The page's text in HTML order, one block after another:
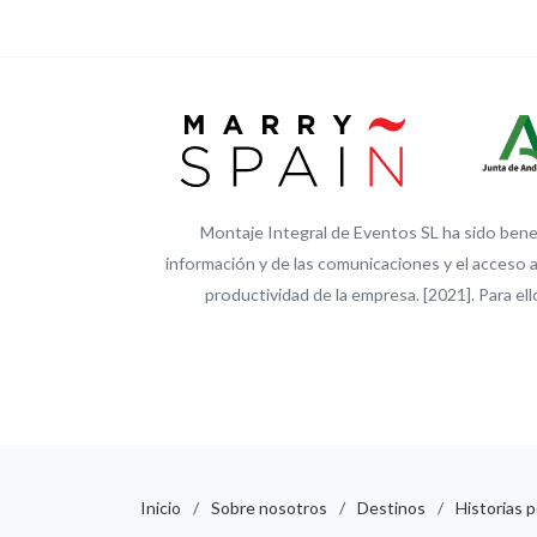
Montaje Integral de Eventos SL ha sido
información y de las comunicaciones y el acceso
productividad de la empresa. [2021]. Para
Inicio / Sobre nosotros / Destinos / Historias